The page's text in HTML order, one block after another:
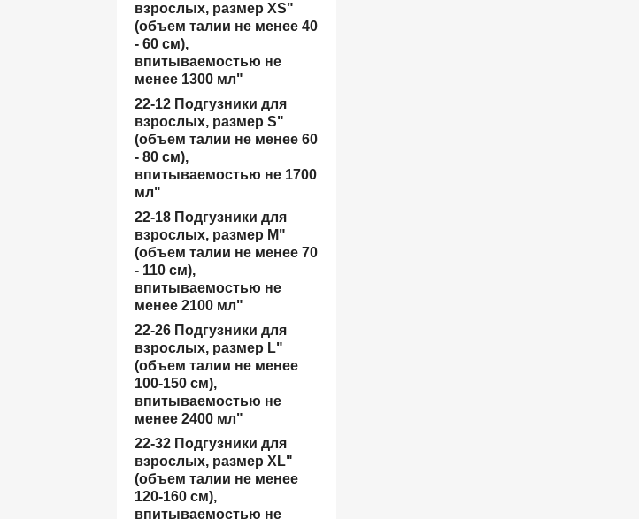
взрослых, размер XS"
(объем талии не менее 40
- 60 см),
впитываемостью не
менее 1300 мл"
22-12 Подгузники для
взрослых, размер S"
(объем талии не менее 60
- 80 см),
впитываемостью не 1700
мл"
22-18 Подгузники для
взрослых, размер M"
(объем талии не менее 70
- 110 см),
впитываемостью не
менее 2100 мл"
22-26 Подгузники для
взрослых, размер L"
(объем талии не менее
100-150 см),
впитываемостью не
менее 2400 мл"
22-32 Подгузники для
взрослых, размер XL"
(объем талии не менее
120-160 см),
впитываемостью не